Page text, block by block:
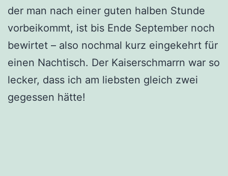
der man nach einer guten halben Stunde
vorbeikommt, ist bis Ende September noch
bewirtet – also nochmal kurz eingekehrt für
einen Nachtisch. Der Kaiserschmarrn war so
lecker, dass ich am liebsten gleich zwei
gegessen hätte!